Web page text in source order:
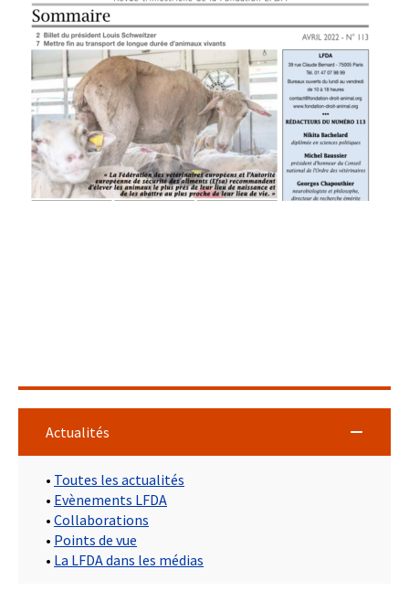
Actualités
• Toutes les actualités
• Evènements LFDA
• Collaborations
• Points de vue
• La LFDA dans les médias